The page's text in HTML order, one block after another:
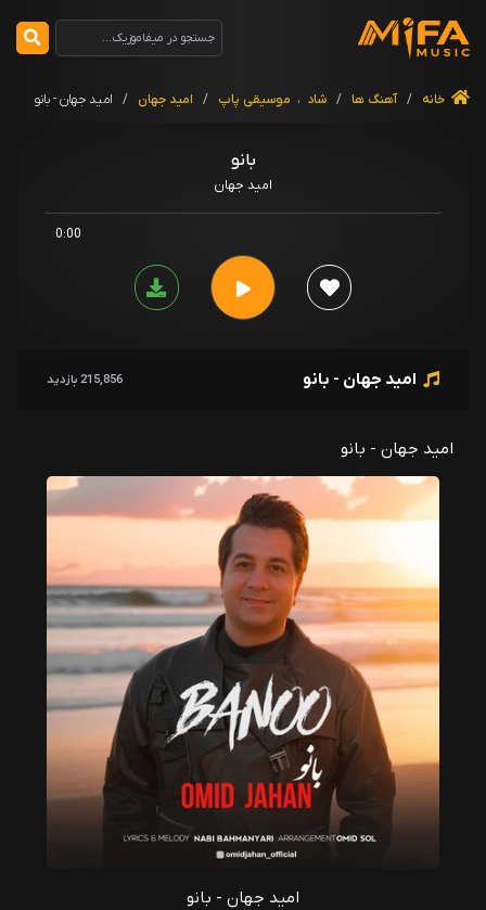
خانه / آهنگ ها / شاد ، موسیقی پاپ / امید جهان / امید جهان - بانو
بانو
امید جهان
0:00
امید جهان - بانو 215,856 بازدید
امید جهان - بانو
امید جهان - بانو